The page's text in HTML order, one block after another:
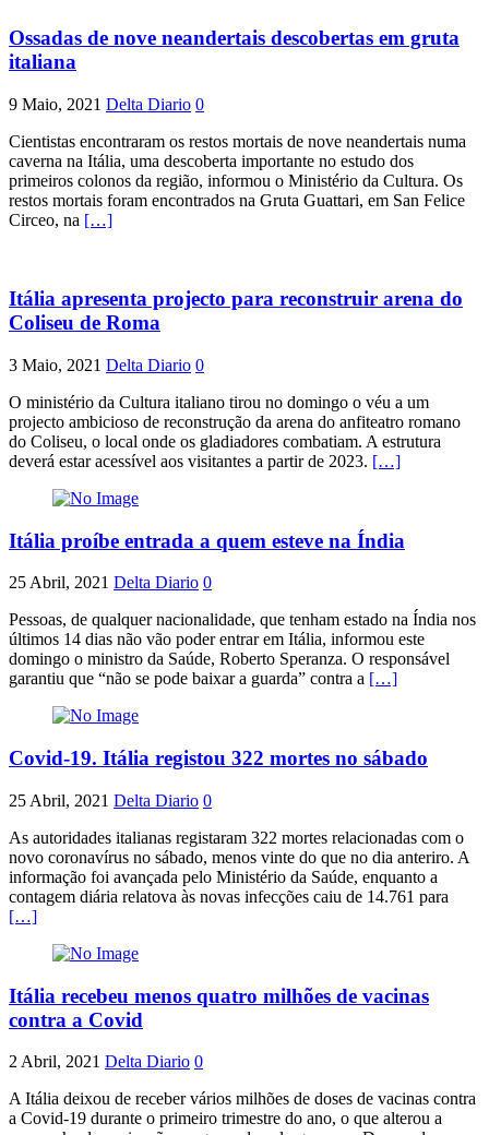
Ossadas de nove neandertais descobertas em gruta
italiana
9 Maio, 2021 Delta Diario 0
Cientistas encontraram os restos mortais de nove neandertais numa
caverna na Itália, uma descoberta importante no estudo dos
primeiros colonos da região, informou o Ministério da Cultura. Os
restos mortais foram encontrados na Gruta Guattari, em San Felice
Circeo, na […]
Itália apresenta projecto para reconstruir arena do
Coliseu de Roma
3 Maio, 2021 Delta Diario 0
O ministério da Cultura italiano tirou no domingo o véu a um
projecto ambicioso de reconstrução da arena do anfiteatro romano
do Coliseu, o local onde os gladiadores combatiam. A estrutura
deverá estar acessível aos visitantes a partir de 2023. […]
Itália proíbe entrada a quem esteve na Índia
25 Abril, 2021 Delta Diario 0
Pessoas, de qualquer nacionalidade, que tenham estado na Índia nos
últimos 14 dias não vão poder entrar em Itália, informou este
domingo o ministro da Saúde, Roberto Speranza. O responsável
garantiu que “não se pode baixar a guarda” contra a […]
Covid-19. Itália registou 322 mortes no sábado
25 Abril, 2021 Delta Diario 0
As autoridades italianas registaram 322 mortes relacionadas com o
novo coronavírus no sábado, menos vinte do que no dia anteriro. A
informação foi avançada pelo Ministério da Saúde, enquanto a
contagem diária relatova às novas infecções caiu de 14.761 para
[…]
Itália recebeu menos quatro milhões de vacinas
contra a Covid
2 Abril, 2021 Delta Diario 0
A Itália deixou de receber vários milhões de doses de vacinas contra
a Covid-19 durante o primeiro trimestre do ano, o que alterou a